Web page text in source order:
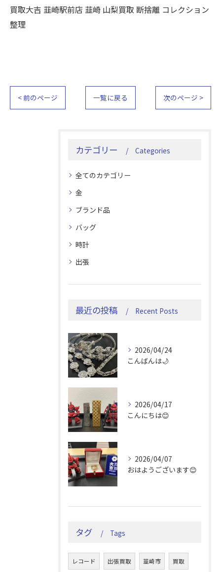
買取大吉 韮崎駅前店 韮崎 山梨買取 断捨離 コレクション
整理
< 前のページ 一覧に戻る 次のページ >
カテゴリー Categories
全てのカテゴリー
金
ブランド品
バッグ
時計
出張
最近の投稿 Recent Posts
2026/04/24
こんばんは🌙
2026/04/17
こんにちは😊
2026/04/07
おはようございます😊
タグ Tags
レコード 出張買取 韮崎市 買取